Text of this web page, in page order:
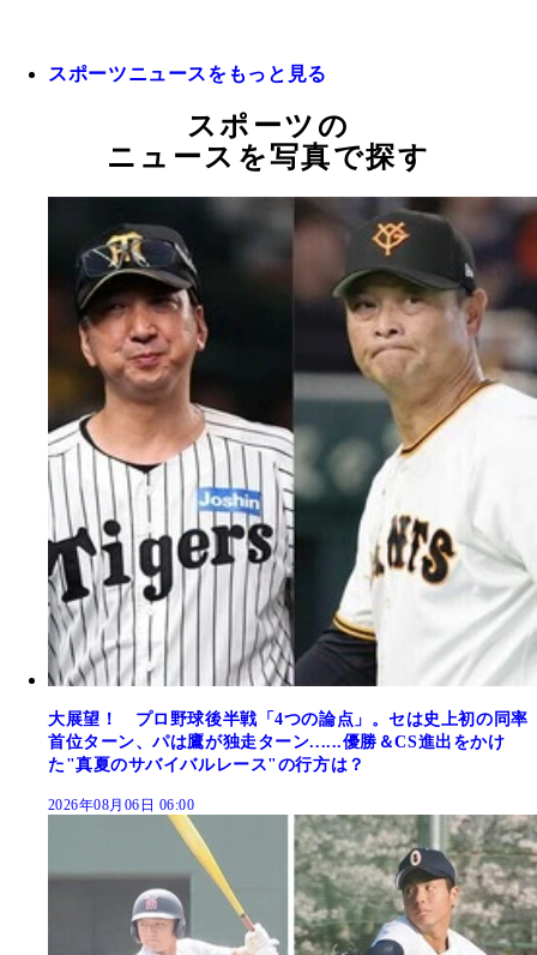
スポーツニュースをもっと見る
スポーツの
ニュースを写真で探す
大展望！ プロ野球後半戦「4つの論点」。セは史上初の同率
首位ターン、パは鷹が独走ターン......優勝＆CS進出をかけ
た"真夏のサバイバルレース"の行方は？
2026年08月06日 06:00